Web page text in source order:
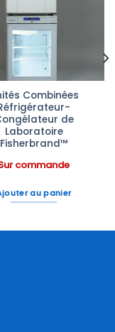
Combinées
de
Laboratoire
Fisherbrand™
commande
au panier